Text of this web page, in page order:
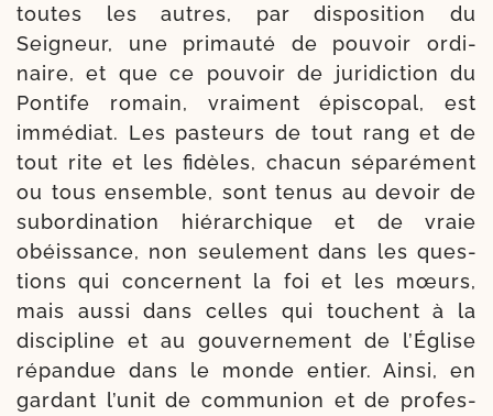
toutes les autres, par dis­po­si­tion du
Seigneur, une pri­mau­té de pou­voir ordi­
naire, et que ce pou­voir de juri­dic­tion du
Pontife romain, vrai­ment épis­co­pal, est
immé­diat. Les pas­teurs de tout rang et de
tout rite et les fidèles, cha­cun sépa­ré­ment
ou tous ensemble, sont tenus au devoir de
subor­di­na­tion hié­rar­chique et de vraie
obéis­sance, non seule­ment dans les ques­
tions qui concernent la foi et les mœurs,
mais aus­si dans celles qui touchent à la
dis­ci­pline et au gou­ver­ne­ment de l’Église
répan­due dans le monde entier. Ainsi, en
gar­dant l’u­nit de com­mu­nion et de pro­fes­